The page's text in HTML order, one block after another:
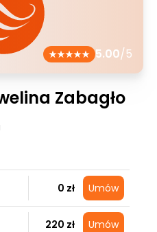
5.00/5
Zabagło
0 zł Umów
220 zł Umów